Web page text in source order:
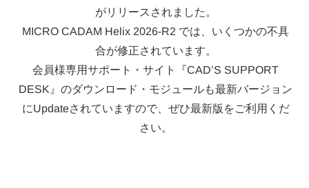
がリリースされました。
MICRO CADAM Helix 2026-R2 では、いくつかの不具
合が修正されています。
会員様専用サポート・サイト『CAD’S SUPPORT
DESK』のダウンロード・モジュールも最新バージョン
にUpdateされていますので、ぜひ最新版をご利用くだ
さい。